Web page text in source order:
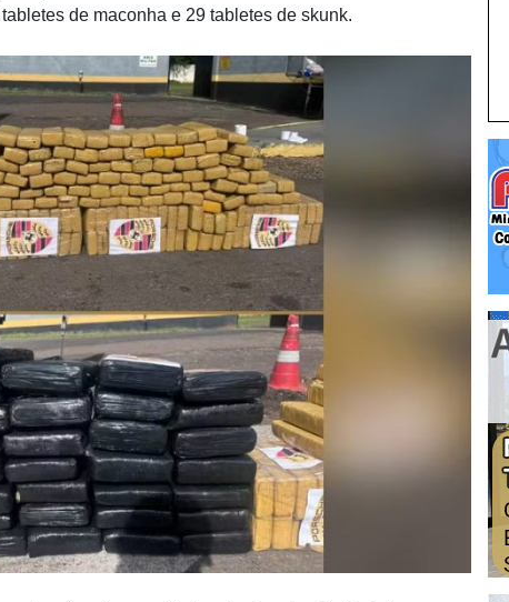
de maconha e 29 tabletes de skunk.